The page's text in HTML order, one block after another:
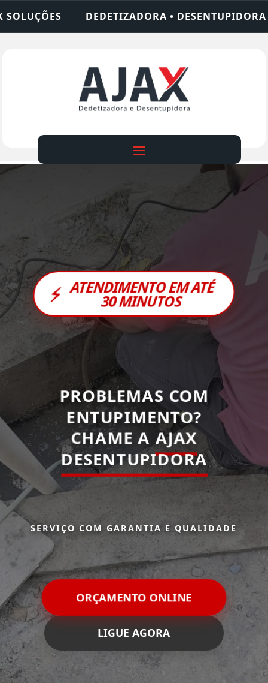
• DESENTUPIDORA • LIMPEZA DE FOSSA •
⚡ ATENDIMENTO EM ATÉ
30 MINUTOS
PROBLEMAS COM
ENTUPIMENTO?
CHAME A AJAX
DESENTUPIDORA
SERVIÇO COM GARANTIA E QUALIDADE
ORÇAMENTO ONLINE
LIGUE AGORA